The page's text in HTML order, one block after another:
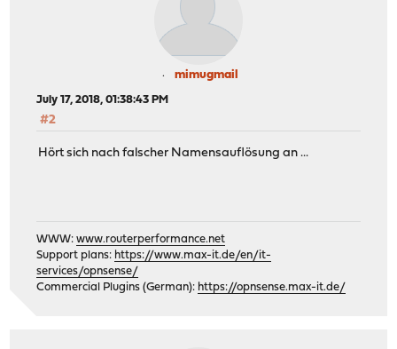
mimugmail
July 17, 2018, 01:38:43 PM
#2
Hört sich nach falscher Namensauflösung an ...
WWW:www.routerperformance.net
Support plans: https://www.max-it.de/en/it-
services/opnsense/
Commercial Plugins (German): https://opnsense.max-it.de/